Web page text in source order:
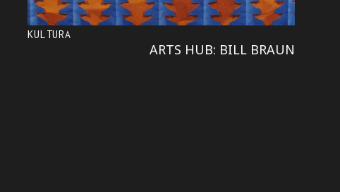
KULTURA
ARTS HUB: BILL BRAUN